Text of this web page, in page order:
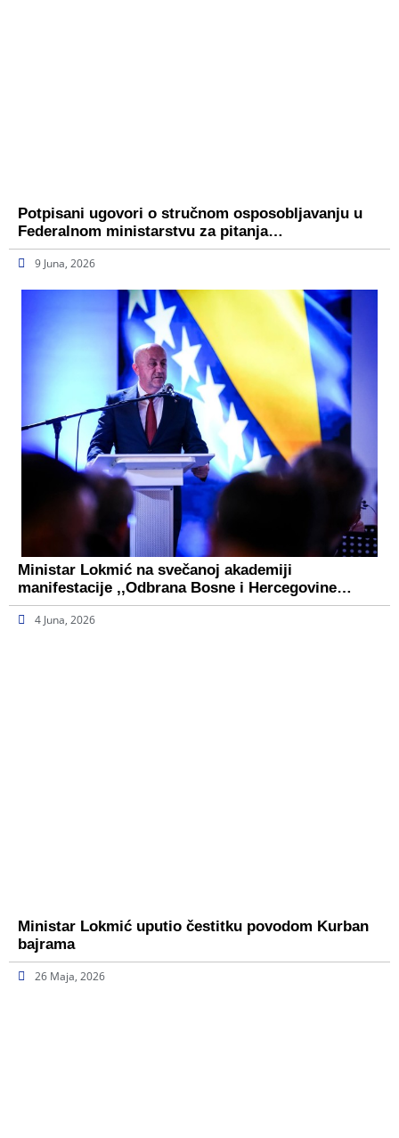
Potpisani ugovori o stručnom osposobljavanju u
Federalnom ministarstvu za pitanja…
9 Juna, 2026
Ministar Lokmić na svečanoj akademiji
manifestacije ,,Odbrana Bosne i Hercegovine…
4 Juna, 2026
Ministar Lokmić uputio čestitku povodom Kurban
bajrama
26 Maja, 2026